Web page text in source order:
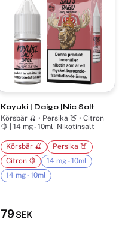
Koyuki | Daigo |Nic Salt
Körsbär 🍒 • Persika 🍑 • Citron
🍋 | 14 mg - 10ml| Nikotinsalt
79 SEK
Körsbär 🍒
Persika 🍑
Citron 🍋
14 mg - 10ml
14 mg - 10ml